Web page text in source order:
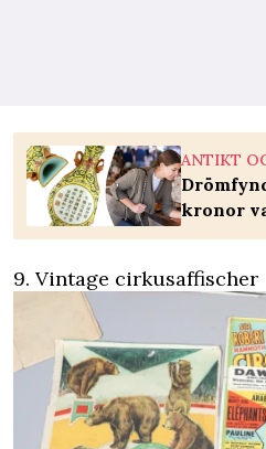
ANTIKT
kronor
9. Vintage cirkusaffischer